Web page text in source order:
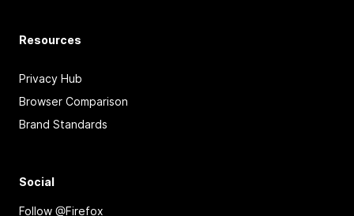
Resources
Privacy Hub
Browser Comparison
Brand Standards
Social
Follow @Firefox